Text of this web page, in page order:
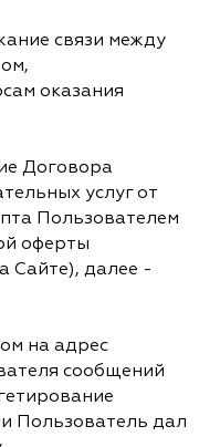
связи между
оказания
Договора
услуг от
Пользователем
оферты
Сайте), далее -
на адрес
сообщений
Пользователь дал